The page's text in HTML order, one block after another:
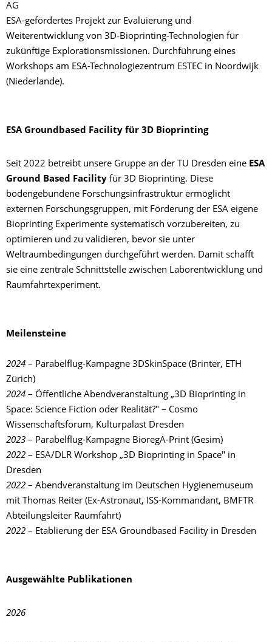
AG
ESA-gefördertes Projekt zur Evaluierung und
Weiterentwicklung von 3D-Bioprinting-Technologien für
zukünftige Explorationsmissionen. Durchführung eines
Workshops am ESA-Technologiezentrum ESTEC in Noordwijk
(Niederlande).
ESA Groundbased Facility für 3D Bioprinting
Seit 2022 betreibt unsere Gruppe an der TU Dresden eine ESA
Ground Based Facility für 3D Bioprinting. Diese
bodengebundene Forschungsinfrastruktur ermöglicht
externen Forschungsgruppen, mit Förderung der ESA eigene
Bioprinting Experimente systematisch vorzubereiten, zu
optimieren und zu validieren, bevor sie unter
Weltraumbedingungen durchgeführt werden. Damit schafft
sie eine zentrale Schnittstelle zwischen Laborentwicklung und
Raumfahrtexperiment.
Meilensteine
2024 – Parabelflug-Kampagne 3DSkinSpace (Brinter, ETH
Zürich)
2024 – Öffentliche Abendveranstaltung „3D Bioprinting in
Space: Science Fiction oder Realität?" – Cosmo
Wissenschaftsforum, Kulturpalast Dresden
2023 – Parabelflug-Kampagne BioregA-Print (Gesim)
2022 – ESA/DLR Workshop „3D Bioprinting in Space" in
Dresden
2022 – Abendveranstaltung im Deutschen Hygienemuseum
mit Thomas Reiter (Ex-Astronaut, ISS-Kommandant, BMFTR
Abteilungsleiter Raumfahrt)
2022 – Etablierung der ESA Groundbased Facility in Dresden
Ausgewählte Publikationen
2026